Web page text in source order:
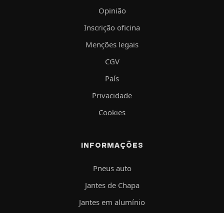
Opinião
Inscrição oficina
Menções legais
CGV
País
Privacidade
Cookies
INFORMAÇÕES
Pneus auto
Jantes de Chapa
Jantes em alumínio